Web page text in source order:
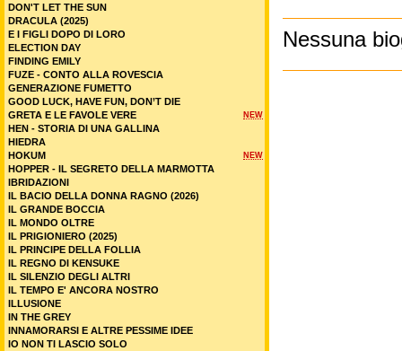
Nessuna
DON'T LET THE SUN
DRACULA (2025)
E I FIGLI DOPO DI LORO
ELECTION DAY
FINDING EMILY
FUZE - CONTO ALLA ROVESCIA
GENERAZIONE FUMETTO
GOOD LUCK, HAVE FUN, DON’T DIE
NEW
GRETA E LE FAVOLE VERE
HEN - STORIA DI UNA GALLINA
HIEDRA
NEW
HOKUM
HOPPER - IL SEGRETO DELLA MARMOTTA
IBRIDAZIONI
IL BACIO DELLA DONNA RAGNO (2026)
IL GRANDE BOCCIA
IL MONDO OLTRE
IL PRIGIONIERO (2025)
IL PRINCIPE DELLA FOLLIA
IL REGNO DI KENSUKE
IL SILENZIO DEGLI ALTRI
IL TEMPO E' ANCORA NOSTRO
ILLUSIONE
IN THE GREY
INNAMORARSI E ALTRE PESSIME IDEE
IO NON TI LASCIO SOLO